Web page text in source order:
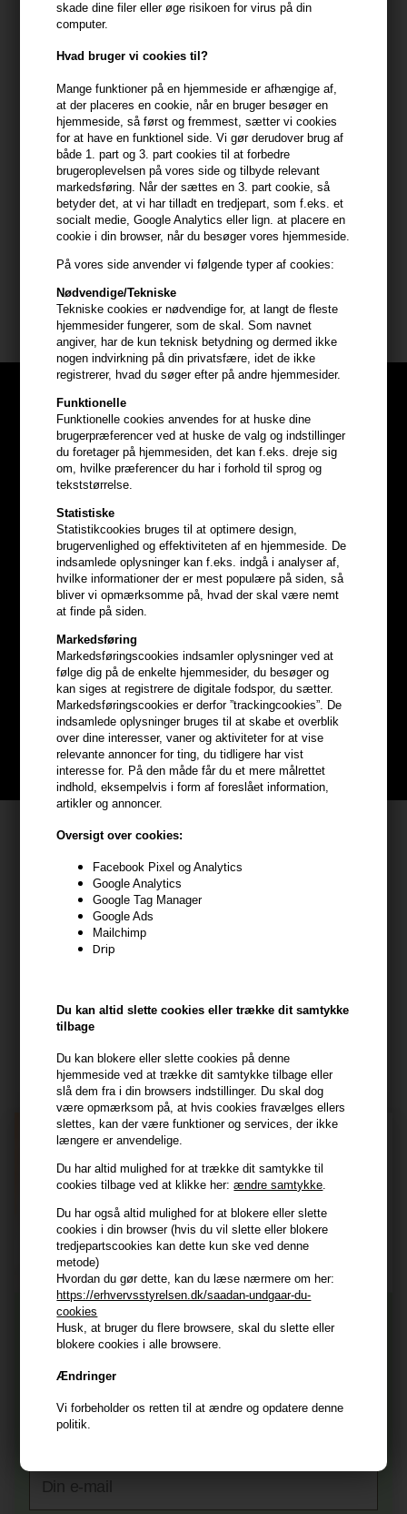
skade dine filer eller øge risikoen for virus på din
computer.
Hvad bruger vi cookies til?
Mange funktioner på en hjemmeside er afhængige af,
at der placeres en cookie, når en bruger besøger en
hjemmeside, så først og fremmest, sætter vi cookies
for at have en funktionel side. Vi gør derudover brug af
både 1. part og 3. part cookies til at forbedre
brugeroplevelsen på vores side og tilbyde relevant
markedsføring. Når der sættes en 3. part cookie, så
betyder det, at vi har tilladt en tredjepart, som f.eks. et
socialt medie, Google Analytics eller lign. at placere en
cookie i din browser, når du besøger vores hjemmeside.
På vores side anvender vi følgende typer af cookies:
Nødvendige/Tekniske
Tekniske cookies er nødvendige for, at langt de fleste
hjemmesider fungerer, som de skal. Som navnet
angiver, har de kun teknisk betydning og dermed ikke
nogen indvirkning på din privatsfære, idet de ikke
registrerer, hvad du søger efter på andre hjemmesider.
Funktionelle
Funktionelle cookies anvendes for at huske dine
brugerpræferencer ved at huske de valg og indstillinger
du foretager på hjemmesiden, det kan f.eks. dreje sig
om, hvilke præferencer du har i forhold til sprog og
tekststørrelse.
Statistiske
Statistikcookies bruges til at optimere design,
brugervenlighed og effektiviteten af en hjemmeside. De
indsamlede oplysninger kan f.eks. indgå i analyser af,
hvilke informationer der er mest populære på siden, så
bliver vi opmærksomme på, hvad der skal være nemt
at finde på siden.
Markedsføring
Markedsføringscookies indsamler oplysninger ved at
følge dig på de enkelte hjemmesider, du besøger og
kan siges at registrere de digitale fodspor, du sætter.
Markedsføringscookies er derfor ”trackingcookies”. De
indsamlede oplysninger bruges til at skabe et overblik
over dine interesser, vaner og aktiviteter for at vise
relevante annoncer for ting, du tidligere har vist
interesse for. På den måde får du et mere målrettet
indhold, eksempelvis i form af foreslået information,
artikler og annoncer.
Oversigt over cookies:
Facebook Pixel og Analytics
Google Analytics
Google Tag Manager
Google Ads
Mailchimp
Drip
Du kan altid slette cookies eller trække dit samtykke
tilbage
Du kan blokere eller slette cookies på denne
hjemmeside ved at trække dit samtykke tilbage eller
slå dem fra i din browsers indstillinger. Du skal dog
være opmærksom på, at hvis cookies fravælges ellers
slettes, kan der være funktioner og services, der ikke
længere er anvendelige.
Du har altid mulighed for at trække dit samtykke til
cookies tilbage ved at klikke her:ændre samtykke
Du har også altid mulighed for at blokere eller slette
cookies i din browser (hvis du vil slette eller blokere
tredjepartscookies kan dette kun ske ved denne
metode)
Hvordan du gør dette, kan du læse nærmere om her:
https://erhvervsstyrelsen.dk/saadan-undgaar-du-
cookies
Husk, at bruger du flere browsere, skal du slette eller
blokere cookies i alle browsere.
Ændringer
Vi forbeholder os retten til at ændre og opdatere denne
politik.
Milk_shake Curl Passion Curl Perfectionist styling cream for curly
Egenskaber
- Tæmmer dine krøller og neutraliserer krus
- Intensiverer den naturlige struktur I håret
- Giver langvarigt hold, blødhed og glans
Anvendelse
- Påfør I rent fugtigt hår
- Brug føn med diffuser eller lad håret lufttørre
Milkshake shampoo mm
Optjen5% bonuskroner
hele din ordre
Bliv helt gratis en del af vores kundeklub og optjen rabatter når du
handler
BLIV GRATIS MEDLEM HER
Kundeservice
Frisenborgvej 6A
7800 Skive
CVR: 44874253
kundeservice@hair247.dk
Modtag tilbud mm
Tilmeld dig nyhedsbrev - du kan altid afmelde det igen.
TILMELD
ConsentJeg accepterer vilkår og betingelser.
Læs mere her
Husk at vi har
Gratis fragt til ved køb over 399 kr på udvalgte fragtformer
Vi sender samme hverdag ved bestilling inden kl 14:45
+9600 anmeldelser på Trustpilot , 4.9 Rating
Vi er E-mærket - Din sikkerhed
Tilmeld dig nyhedsbrevet
Fornavn
E-mail